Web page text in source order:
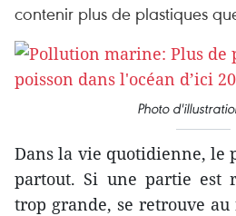
contenir plus de plastiques
Photo
Dans la vie quotidienne, le
partout. Si une partie est
trop grande, se retrouve au